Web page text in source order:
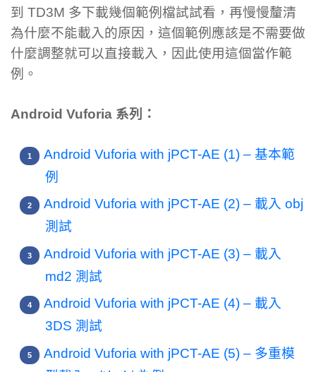
到 TD3M 多下載幾個範例檔試試看，再慢慢釐清
為什麼不能載入的原因，這個範例應該是不需要做
什麼調整就可以直接載入，因此使用這個當作範
例。
Android Vuforia 系列：
Android Vuforia with jPCT-AE (1) – 基本範
例
Android Vuforia with jPCT-AE (2) – 載入 obj
測試
Android Vuforia with jPCT-AE (3) – 載入
md2 測試
Android Vuforia with jPCT-AE (4) – 載入
3DS 測試
Android Vuforia with jPCT-AE (5) – 多重模